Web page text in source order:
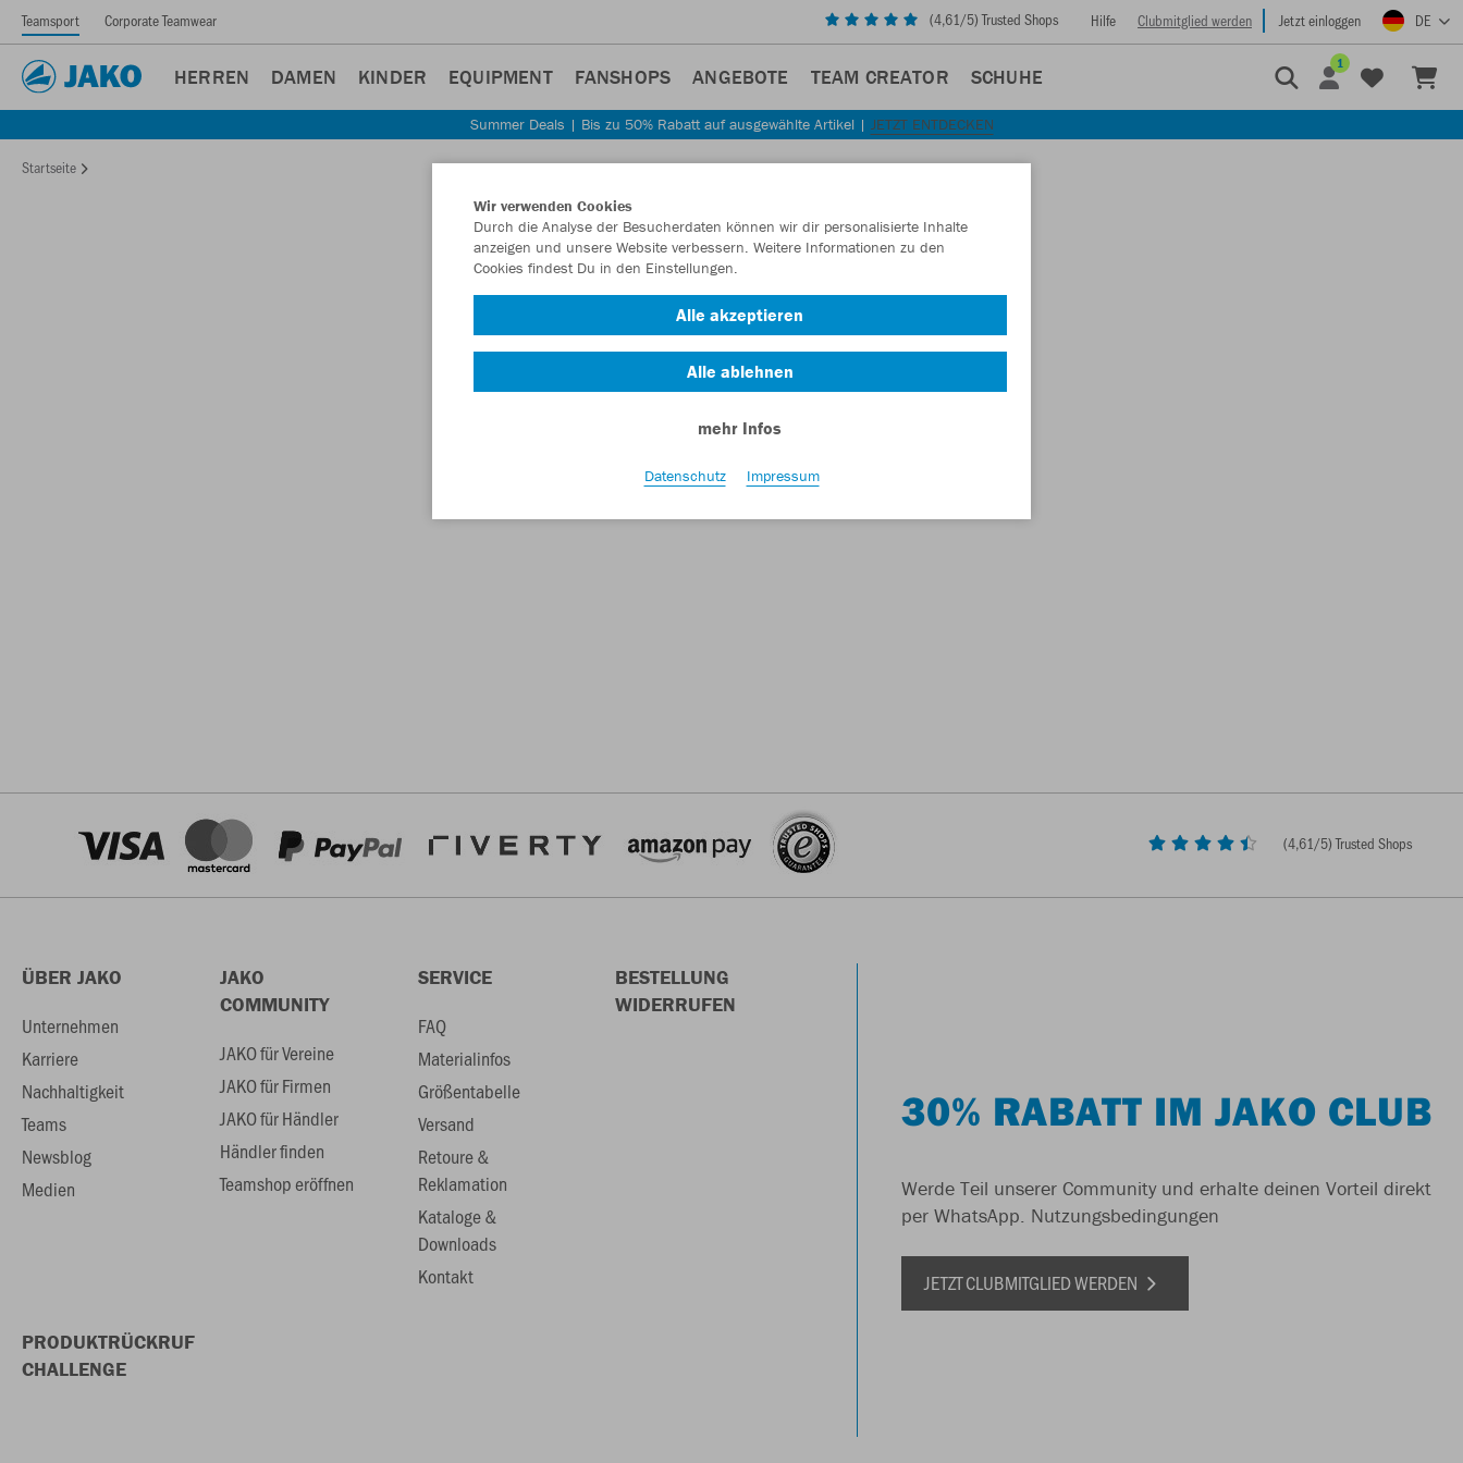
Teamsport Corporate Teamwear (4,61/5) Trusted Shops Hilfe Clubmitglied werden Jetzt einloggen DE
HERREN DAMEN KINDER EQUIPMENT FANSHOPS ANGEBOTE TEAM CREATOR SCHUHE
1
Summer Deals | Bis zu 50% Rabatt auf ausgewählte Artikel | JETZT ENTDECKEN
Startseite
(4,61/5) Trusted Shops
ÜBER JAKO
Unternehmen
Karriere
Nachhaltigkeit
Teams
Newsblog
Medien
JAKO
COMMUNITY
JAKO für Vereine
JAKO für Firmen
JAKO für Händler
Händler finden
Teamshop eröffnen
SERVICE
FAQ
Materialinfos
Größentabelle
Versand
Retoure &
Reklamation
Kataloge &
Downloads
Kontakt
BESTELLUNG
WIDERRUFEN
PRODUKTRÜCKRUF
CHALLENGE
30% RABATT IM JAKO CLUB
Werde Teil unserer Community und erhalte deinen Vorteil direkt
per WhatsApp. Nutzungsbedingungen
JETZT CLUBMITGLIED WERDEN
Wir verwenden Cookies
Durch die Analyse der Besucherdaten können wir dir personalisierte Inhalte
anzeigen und unsere Website verbessern. Weitere Informationen zu den
Cookies findest Du in den Einstellungen.
Alle akzeptieren
Alle ablehnen
mehr Infos
Datenschutz Impressum